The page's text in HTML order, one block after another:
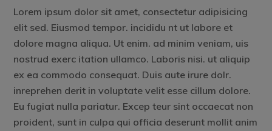
Lorem ipsum dolor sit amet, consectetur adipisicing
elit sed. Eiusmod tempor. incididu nt ut labore et
dolore magna aliqua. Ut enim. ad minim veniam, uis
nostrud exerc itation ullamco. Laboris nisi. ut aliquip
ex ea commodo consequat. Duis aute irure dolr.
inreprehen derit in voluptate velit esse cillum dolore.
Eu fugiat nulla pariatur. Excep teur sint occaecat non
proident, sunt in culpa qui officia deserunt mollit anim